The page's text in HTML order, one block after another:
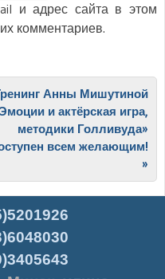
и адрес сайта в этом
комментариев.
Анны Мишутиной
и актёрская игра,
методики Голливуда»
всем желающим!
»